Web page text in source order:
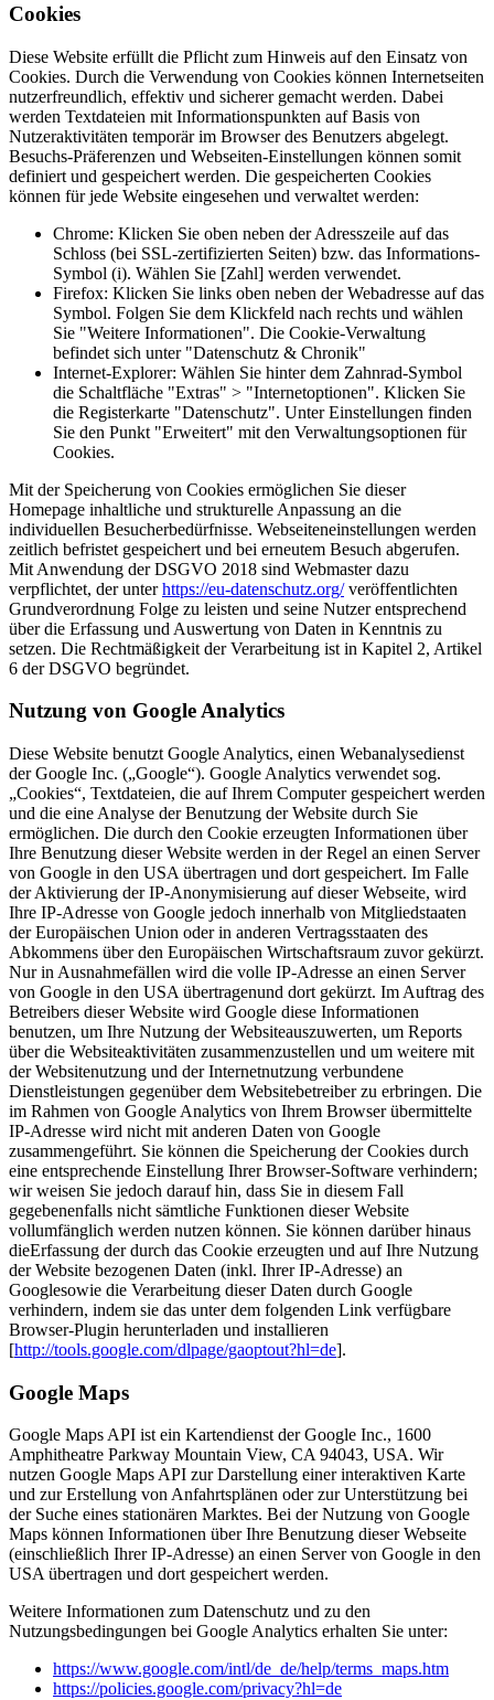
Cookies
Diese Website erfüllt die Pflicht zum Hinweis auf den Einsatz von
Cookies. Durch die Verwendung von Cookies können Internetseiten
nutzerfreundlich, effektiv und sicherer gemacht werden. Dabei
werden Textdateien mit Informationspunkten auf Basis von
Nutzeraktivitäten temporär im Browser des Benutzers abgelegt.
Besuchs-Präferenzen und Webseiten-Einstellungen können somit
definiert und gespeichert werden. Die gespeicherten Cookies
können für jede Website eingesehen und verwaltet werden:
Chrome: Klicken Sie oben neben der Adresszeile auf das
Schloss (bei SSL-zertifizierten Seiten) bzw. das Informations-
Symbol (i). Wählen Sie [Zahl] werden verwendet.
Firefox: Klicken Sie links oben neben der Webadresse auf das
Symbol. Folgen Sie dem Klickfeld nach rechts und wählen
Sie "Weitere Informationen". Die Cookie-Verwaltung
befindet sich unter "Datenschutz & Chronik"
Internet-Explorer: Wählen Sie hinter dem Zahnrad-Symbol
die Schaltfläche "Extras" > "Internetoptionen". Klicken Sie
die Registerkarte "Datenschutz". Unter Einstellungen finden
Sie den Punkt "Erweitert" mit den Verwaltungsoptionen für
Cookies.
Mit der Speicherung von Cookies ermöglichen Sie dieser
Homepage inhaltliche und strukturelle Anpassung an die
individuellen Besucherbedürfnisse. Webseiteneinstellungen werden
zeitlich befristet gespeichert und bei erneutem Besuch abgerufen.
Mit Anwendung der DSGVO 2018 sind Webmaster dazu
verpflichtet, der unterhttps://eu-datenschutz.org/veröffentlichten
Grundverordnung Folge zu leisten und seine Nutzer entsprechend
über die Erfassung und Auswertung von Daten in Kenntnis zu
setzen. Die Rechtmäßigkeit der Verarbeitung ist in Kapitel 2, Artikel
6 der DSGVO begründet.
Nutzung von Google Analytics
Diese Website benutzt Google Analytics, einen Webanalysedienst
der Google Inc. („Google“). Google Analytics verwendet sog.
„Cookies“, Textdateien, die auf Ihrem Computer gespeichert werden
und die eine Analyse der Benutzung der Website durch Sie
ermöglichen. Die durch den Cookie erzeugten Informationen über
Ihre Benutzung dieser Website werden in der Regel an einen Server
von Google in den USA übertragen und dort gespeichert. Im Falle
der Aktivierung der IP-Anonymisierung auf dieser Webseite, wird
Ihre IP-Adresse von Google jedoch innerhalb von Mitgliedstaaten
der Europäischen Union oder in anderen Vertragsstaaten des
Abkommens über den Europäischen Wirtschaftsraum zuvor gekürzt.
Nur in Ausnahmefällen wird die volle IP-Adresse an einen Server
von Google in den USA übertragenund dort gekürzt. Im Auftrag des
Betreibers dieser Website wird Google diese Informationen
benutzen, um Ihre Nutzung der Websiteauszuwerten, um Reports
über die Websiteaktivitäten zusammenzustellen und um weitere mit
der Websitenutzung und der Internetnutzung verbundene
Dienstleistungen gegenüber dem Websitebetreiber zu erbringen. Die
im Rahmen von Google Analytics von Ihrem Browser übermittelte
IP-Adresse wird nicht mit anderen Daten von Google
zusammengeführt. Sie können die Speicherung der Cookies durch
eine entsprechende Einstellung Ihrer Browser-Software verhindern;
wir weisen Sie jedoch darauf hin, dass Sie in diesem Fall
gegebenenfalls nicht sämtliche Funktionen dieser Website
vollumfänglich werden nutzen können. Sie können darüber hinaus
dieErfassung der durch das Cookie erzeugten und auf Ihre Nutzung
der Website bezogenen Daten (inkl. Ihrer IP-Adresse) an
Googlesowie die Verarbeitung dieser Daten durch Google
verhindern, indem sie das unter dem folgenden Link verfügbare
Browser-Plugin herunterladen und installieren
[http://tools.google.com/dlpage/gaoptout?hl=de].
Google Maps
Google Maps API ist ein Kartendienst der Google Inc., 1600
Amphitheatre Parkway Mountain View, CA 94043, USA. Wir
nutzen Google Maps API zur Darstellung einer interaktiven Karte
und zur Erstellung von Anfahrtsplänen oder zur Unterstützung bei
der Suche eines stationären Marktes. Bei der Nutzung von Google
Maps können Informationen über Ihre Benutzung dieser Webseite
(einschließlich Ihrer IP-Adresse) an einen Server von Google in den
USA übertragen und dort gespeichert werden.
Weitere Informationen zum Datenschutz und zu den
Nutzungsbedingungen bei Google Analytics erhalten Sie unter:
https://www.google.com/intl/de_de/help/terms_maps.htm
https://policies.google.com/privacy?hl=de